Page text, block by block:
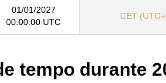
01/01/2027
00:00:00 UTC
CET
tempo durante